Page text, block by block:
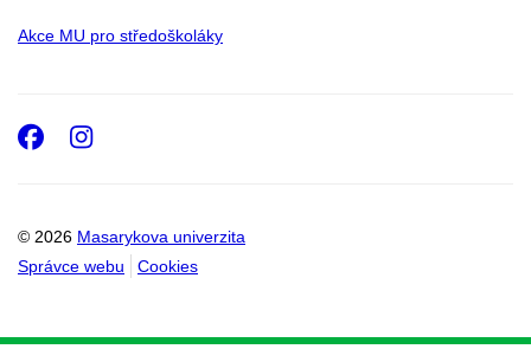
Akce MU pro středoškoláky
© 2026 Masarykova univerzita
Správce webu
Cookies
Facebook
Instagram